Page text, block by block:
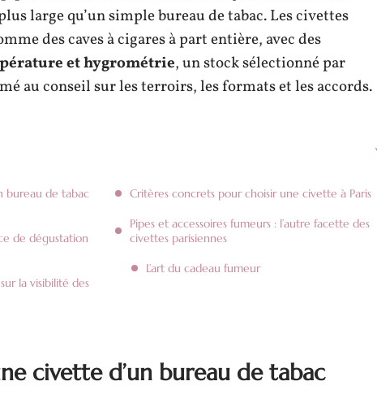
large qu’un simple bureau de tabac. Les civettes
des caves à cigares à part entière, avec des
et hygrométrie, un stock sélectionné par
au conseil sur les terroirs, les formats et les accords.
bureau de tabac
de dégustation
la visibilité des
Critères concrets pour choisir une civette à Paris
Pipes et accessoires fumeurs : l’autre facette des
civettes parisiennes
L’art du cadeau fumeur
civette d’un bureau de tabac